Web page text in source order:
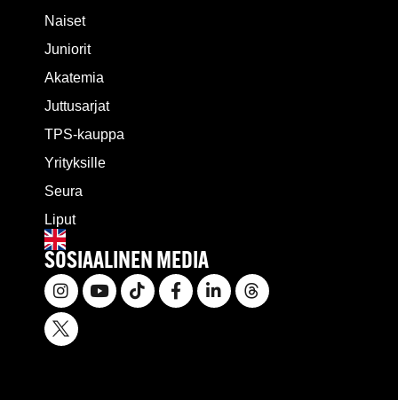
Naiset
Juniorit
Akatemia
Juttusarjat
TPS-kauppa
Yrityksille
Seura
Liput
SOSIAALINEN MEDIA